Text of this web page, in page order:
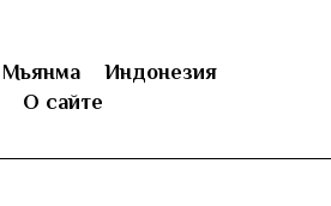
Мьянма
Индонезия
О сайте